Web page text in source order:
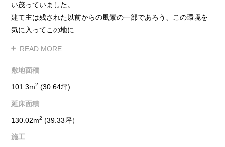
敷地面積
101.3m2 (30.64坪)
延床面積
130.02m2 (39.33坪）
施工
い茂っていました。
建て主は残された以前からの風景の一部であろう、この環境を
気に入ってこの地に
建て主は｢樹の家｣と命名し、既存の樹木を残したままでも希望
可能かどうか、そしてこの環境を生かした設計が求められまし
た。
ず、実際の計画は約５６